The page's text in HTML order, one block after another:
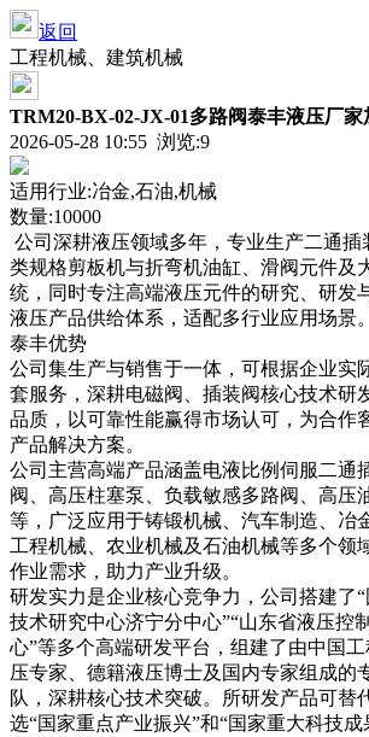
返回
工程机械、建筑机械
TRM20-BX-02-JX-01多路阀泰丰液压厂家
2026-05-28 10:55 浏览:9
适用行业:冶金,石油,机械
数量:10000
公司深耕液压领域多年，专业生产二通插
类规格剪板机与折弯机油缸、滑阀元件及
统，同时专注高端液压元件的研究、研发
液压产品供给体系，适配多行业应用场景。
泰丰优势
公司集生产与销售于一体，可根据企业实
套服务，深耕电磁阀、插装阀核心技术研
品质，以可靠性能赢得市场认可，为合作
产品解决方案。
公司主营高端产品涵盖电液比例伺服二通
阀、高压柱塞泵、负载敏感多路阀、高压
等，广泛应用于铸锻机械、汽车制造、冶
工程机械、农业机械及石油机械等多个领
作业需求，助力产业升级。
研发实力是企业核心竞争力，公司搭建了
技术研究中心济宁分中心”“山东省液压控
心”等多个高端研发平台，组建了由中国
压专家、德籍液压博士及国内专家组成的
队，深耕核心技术突破。所研发产品可替
选“国家重点产业振兴”和“国家重大科技成